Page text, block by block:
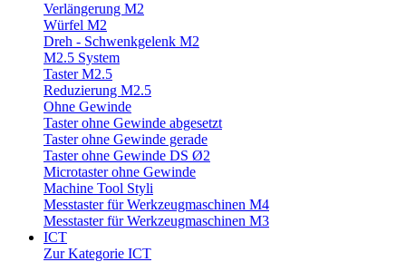
Verlängerung M2
Würfel M2
Dreh - Schwenkgelenk M2
M2.5 System
Taster M2.5
Reduzierung M2.5
Ohne Gewinde
Taster ohne Gewinde abgesetzt
Taster ohne Gewinde gerade
Taster ohne Gewinde DS Ø2
Microtaster ohne Gewinde
Machine Tool Styli
Messtaster für Werkzeugmaschinen M4
Messtaster für Werkzeugmaschinen M3
ICT
Zur Kategorie ICT